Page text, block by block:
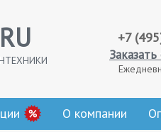
+7
О компании